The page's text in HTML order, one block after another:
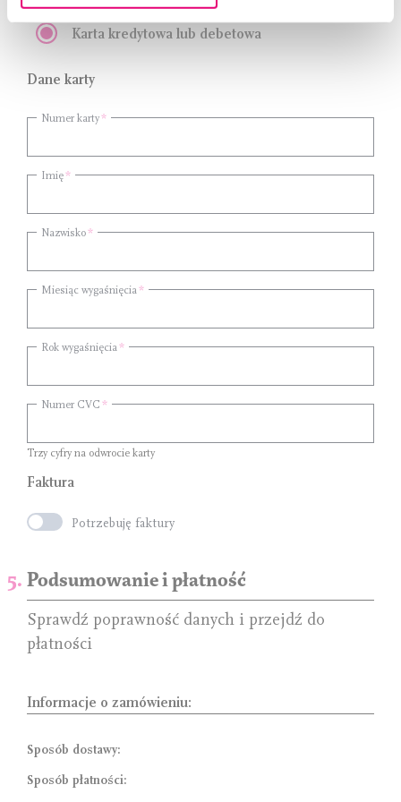
Karta kredytowa lub debetowa
Dane karty
Numer karty
Imię
Nazwisko
Miesiąc wygaśnięcia
Rok wygaśnięcia
Numer CVC
Trzy cyfry na odwrocie karty
Faktura
Potrzebuję faktury
Podsumowanie i płatność
Sprawdź poprawność danych i przejdź do
płatności
Informacje o zamówieniu:
Sposób dostawy:
Sposób płatności: